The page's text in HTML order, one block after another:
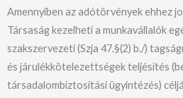
Amennyiben az adótörvények ehhez
Társaság kezelheti a munkavállalók
szakszervezeti (Szja 47.§(2) b./)
és járulékkötelezettségek teljésítés
társadalombiztosítási ügyintézés)